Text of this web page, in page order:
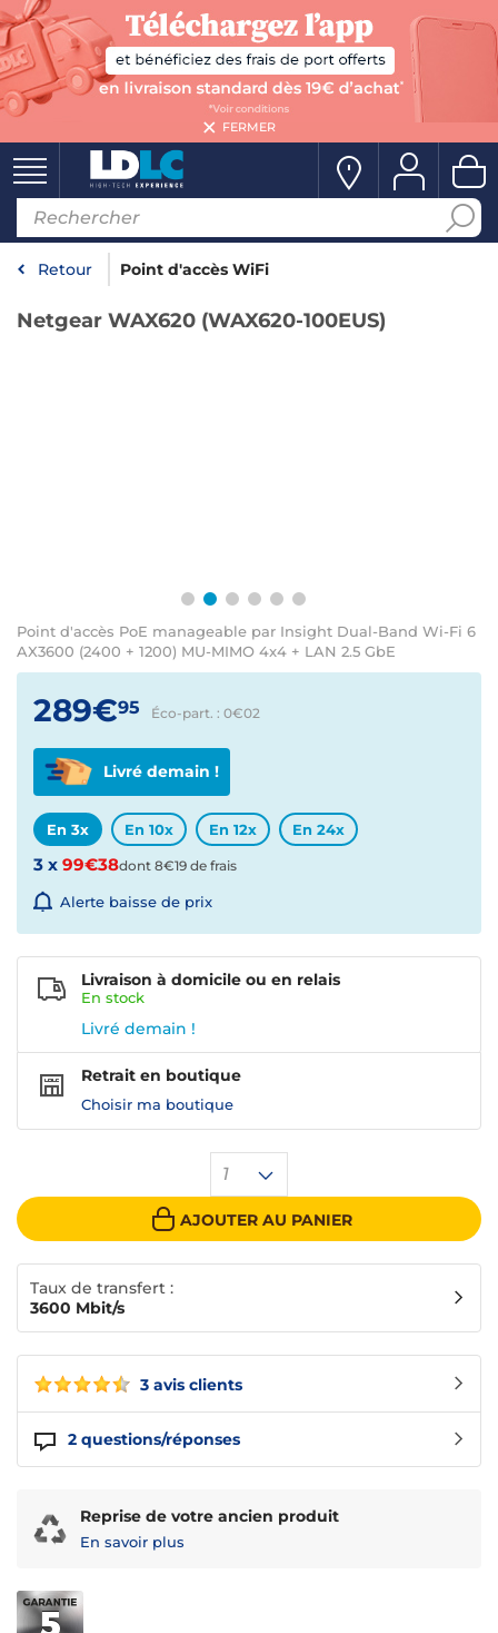
FERMER
Retour Point d'accès WiFi
Netgear WAX620 (WAX620-100EUS)
Point d'accès PoE manageable par Insight Dual-Band Wi-Fi 6
AX3600 (2400 + 1200) MU-MIMO 4x4 + LAN 2.5 GbE
3 avis clients
2 questions/réponses
289€95 Éco-part. : 0€02
Livré demain !
En 3x En 10x En 12x En 24x
3 x 99€38dont 8€19 de frais
Alerte baisse de prix
1
AJOUTER AU PANIER
Livraison à domicile ou en relais
En stock
Livré demain !
Retrait en boutique
Choisir ma boutique
Taux de transfert :
3600 Mbit/s
Reprise de votre ancien produit
En savoir plus